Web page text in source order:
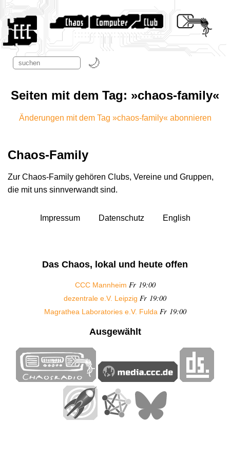
Seiten mit dem Tag: »chaos-family«
Änderungen mit dem Tag »chaos-family« abonnieren
Chaos-Family
Zur Chaos-Family gehören Clubs, Vereine und Gruppen,
die mit uns sinnverwandt sind.
Impressum Datenschutz English
Das Chaos, lokal und heute offen
CCC Mannheim Fr 19:00
dezentrale e.V. Leipzig Fr 19:00
Magrathea Laboratories e.V. Fulda Fr 19:00
Ausgewählt